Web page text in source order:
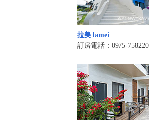
拉美 lamei
訂房電話：0975-758220